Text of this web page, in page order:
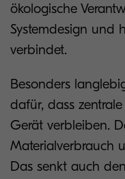
ökologische
Systemdesign und
verbindet.
Besonders
dafür, dass
Gerät verbleiben.
Materialverbrauch
Das senkt auch